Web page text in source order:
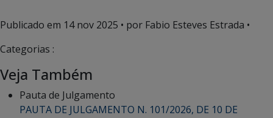
Publicado em 14 nov 2025 • por Fabio Esteves Estrada •
Categorias :
Veja Também
Pauta de Julgamento
PAUTA DE JULGAMENTO N. 101/2026, DE 10 DE